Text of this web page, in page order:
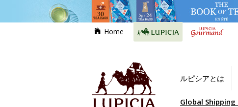
Home
ルピシアとは
Global Shipping